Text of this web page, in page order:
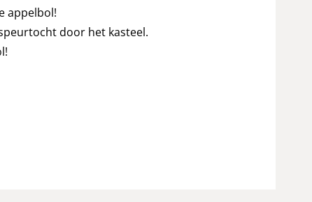
appelbol!
door het kasteel.